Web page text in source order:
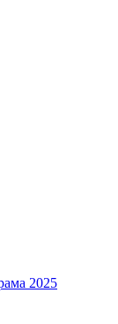
2025